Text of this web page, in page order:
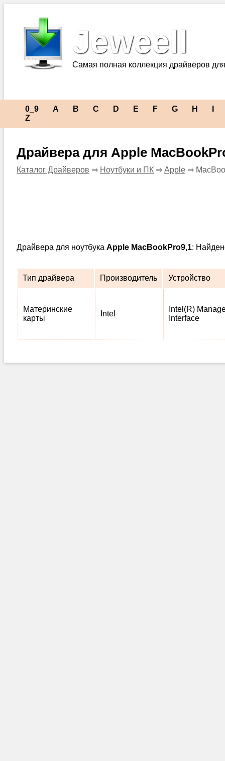
Jeweell
Самая полная коллекция драйверов
0_9 A B C D E F G H
Z
Драйвера для Apple
Каталог Драйверов ⇒ Ноутбуки и ПК ⇒ Apple ⇒
Драйвера для ноутбука Apple MacBookPro9,1:
Тип драйвера Производитель Устройство
Материнские
карты
Intel
Intel(R)
Interface